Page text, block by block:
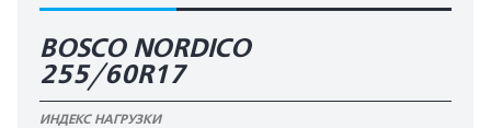
BOSCO NORDICO
255/60R17
ИНДЕКС НАГРУЗКИ